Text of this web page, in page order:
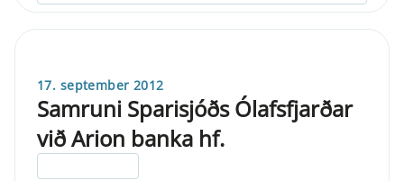
17. september 2012
Samruni Sparisjóðs Ólafsfjarðar
við Arion banka hf.